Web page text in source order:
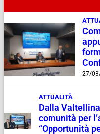
27/
ATTUALITÀ
Dalla
comunità per
“Opportunità